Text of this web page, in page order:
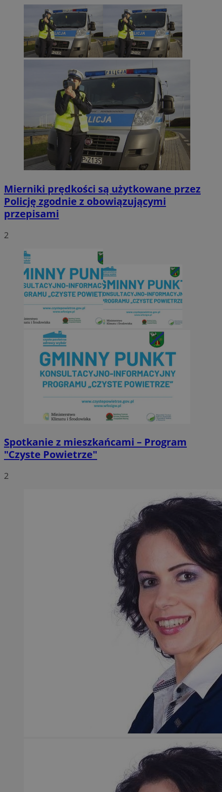
Mierniki prędkości są użytkowane przez
Policję zgodnie z obowiązującymi
przepisami
2
Spotkanie z mieszkańcami – Program
"Czyste Powietrze"
2